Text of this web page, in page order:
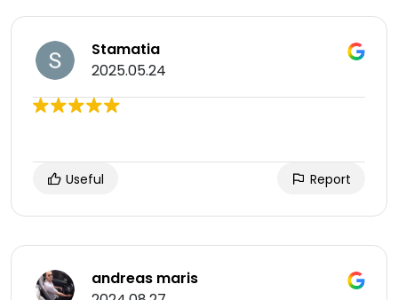
Stamatia
2025.05.24
Useful Report
andreas maris